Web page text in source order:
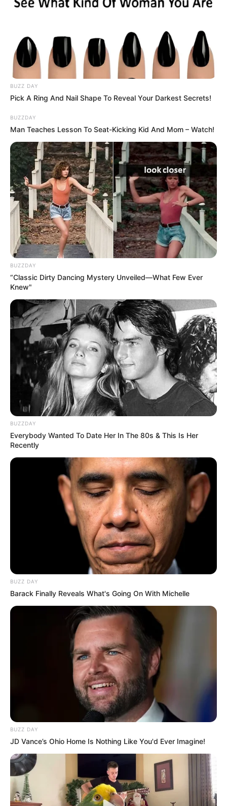
BUZZ DAY
Pick A Ring And Nail Shape To Reveal Your Darkest Secrets!
BUZZDAY
Man Teaches Lesson To Seat-Kicking Kid And Mom – Watch!
BUZZDAY
“Classic Dirty Dancing Mystery Unveiled—What Few Ever
Knew"
BUZZDAY
Everybody Wanted To Date Her In The 80s & This Is Her
Recently
BUZZ DAY
Barack Finally Reveals What's Going On With Michelle
BUZZ DAY
JD Vance’s Ohio Home Is Nothing Like You'd Ever Imagine!